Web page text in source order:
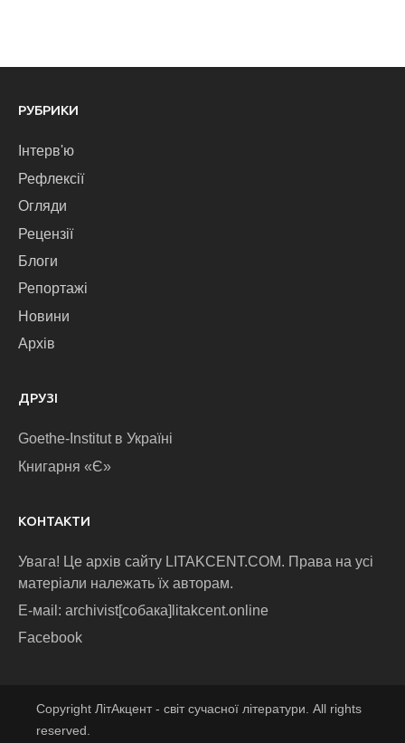
РУБРИКИ
Інтерв'ю
Рефлексії
Огляди
Рецензії
Блоги
Репортажі
Новини
Архів
ДРУЗІ
Goethe-Institut в Україні
Книгарня «Є»
КОНТАКТИ
Увага! Це архів сайту LITAKCENT.COM. Права на усі
матеріали належать їх авторам.
E-маіl: archivist[собака]litakcent.online
Facebook
Copyright ЛітАкцент - світ сучасної літератури. All rights
reserved.